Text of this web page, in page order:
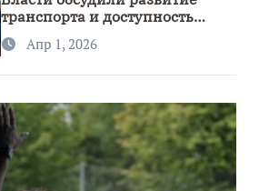
транспорта и доступность
региона
Апр 1, 2026